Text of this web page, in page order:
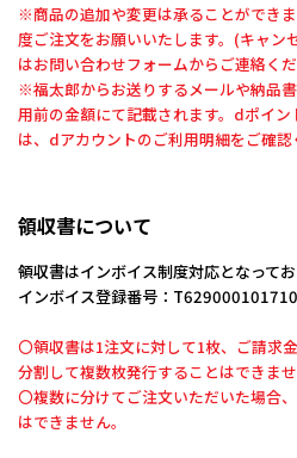
※商品の追加や変更は承ることができ
度ご注文をお願いいたします。(キャン
はお問い合わせフォームからご連絡く
※福太郎からお送りするメールや納品
用前の金額にて記載されます。dポイ
は、dアカウントのご利用明細をご確認
領収書について
領収書はインボイス制度対応となってお
インボイス登録番号：
〇領収書は1注文に対して1枚、ご請求
分割して複数枚発行することはできませ
〇複数に分けてご注文いただいた場合
はできません。